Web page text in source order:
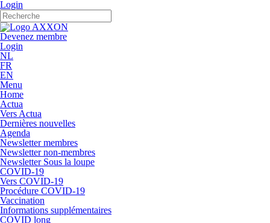
Login
Devenez membre
Login
NL
FR
EN
Menu
Home
Actua
Vers Actua
Dernières nouvelles
Agenda
Newsletter membres
Newsletter non-membres
Newsletter Sous la loupe
COVID-19
Vers COVID-19
Procédure COVID-19
Vaccination
Informations supplémentaires
COVID long